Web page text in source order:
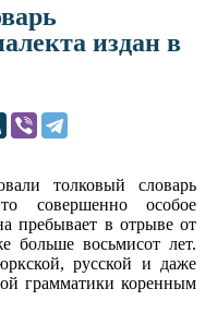
издан в
толковый словарь
совершенно особое
пребывает в отрыве от
больше восьмисот лет.
русской и даже
грамматики коренным